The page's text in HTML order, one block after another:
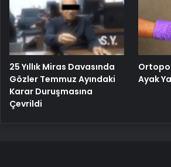
25 Yıllık Miras Davasında
Gözler Temmuz Ayındaki
Karar Duruşmasına
Çevrildi
Ayak